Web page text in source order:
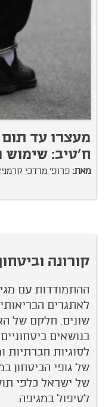
מעצרו עד
ח'טיב: שימוש
מאת: פרופ' מרדכי
קורונה
ההתמודדות עם
לאתגרים
שונים. חלקם של
בנושאים
לסוגיות חברתיות
של גופי הביטחון
של ישראל כלפי
לטיפול במגיפה.